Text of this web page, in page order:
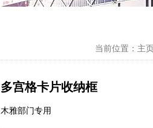
当前位置：主页
多宫格卡片收纳框
木雅部门专用